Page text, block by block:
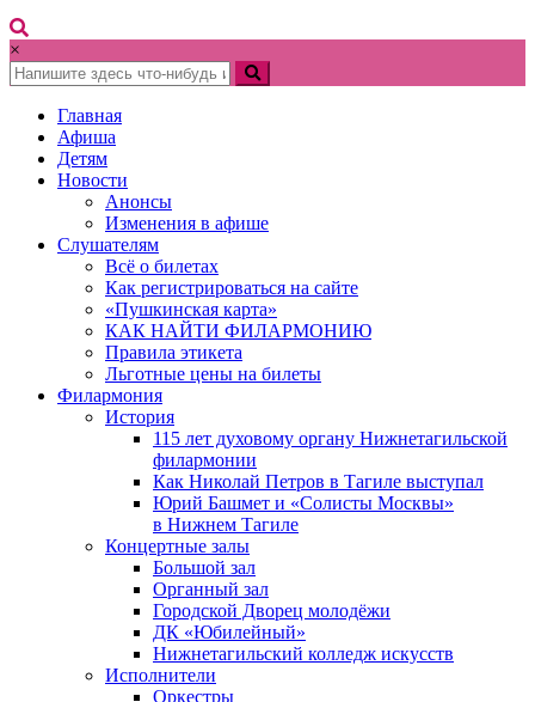
×
Главная
Афиша
Детям
Новости
Анонсы
Изменения в афише
Слушателям
Всё о билетах
Как регистрироваться на сайте
«Пушкинская карта»
КАК НАЙТИ ФИЛАРМОНИЮ
Правила этикета
Льготные цены на билеты
Филармония
История
115 лет духовому органу Нижнетагильской
филармонии
Как Николай Петров в Тагиле выступал
Юрий Башмет и «Солисты Москвы»
в Нижнем Тагиле
Концертные залы
Большой зал
Органный зал
Городской Дворец молодёжи
ДК «Юбилейный»
Нижнетагильский колледж искусств
Исполнители
Оркестры